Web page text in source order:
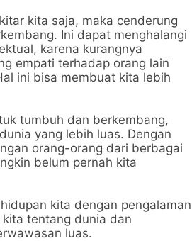
kita saja, maka cenderung
Ini dapat menghalangi
karena kurangnya
empati terhadap orang lain
ini bisa membuat kita lebih
tumbuh dan berkembang,
yang lebih luas. Dengan
orang-orang dari berbagai
belum pernah kita
kita dengan pengalaman
tentang dunia dan
luas.